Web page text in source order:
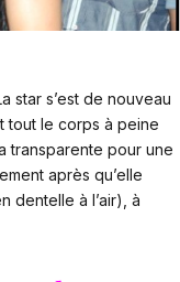
star s’est de nouveau
tout le corps à peine
transparente pour une
après qu’elle
dentelle à l’air), à